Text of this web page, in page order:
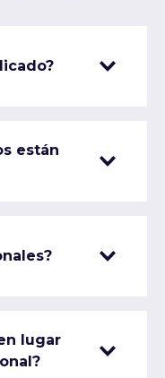
están
lugar